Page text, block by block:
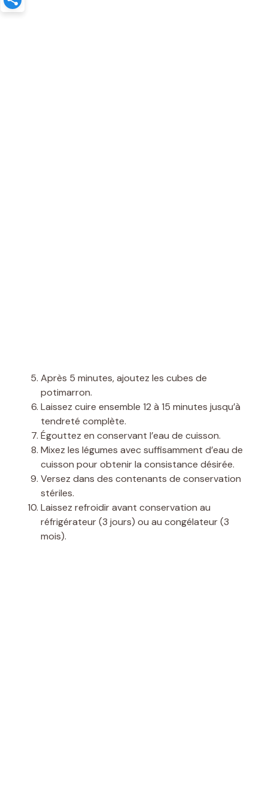
Après 5 minutes, ajoutez les cubes de
potimarron.
Laissez cuire ensemble 12 à 15 minutes jusqu’à
tendreté complète.
Égouttez en conservant l’eau de cuisson.
Mixez les légumes avec suffisamment d’eau de
cuisson pour obtenir la consistance désirée.
Versez dans des contenants de conservation
stériles.
Laissez refroidir avant conservation au
réfrigérateur (3 jours) ou au congélateur (3
mois).